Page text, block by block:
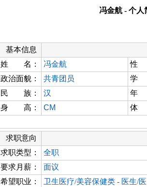
冯金航 - 个人
基本信息
姓 名：
冯金航
性
政治面貌：
共青团员
学
民 族：
汉
年
身 高：
CM 体
求职意向
求职类型：
全职
要求月薪：
面议
希望职业：
卫生医疗/美容保健类 - 医生/